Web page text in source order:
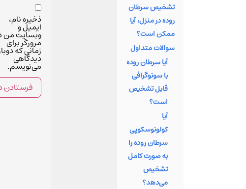
تشخیص سرطان
روده در منزل، آیا
ممکن است؟
سوالات متداول
آیا سرطان روده
با سونوگرافی
قابل تشخیص
است؟
آیا
کولونوسکوپی
سرطان روده را
به صورت کامل
تشخیص
می‌دهد؟
ذخیره نام،
ایمیل و
وبسایت من
مرورگر برای
زمانی که
دیدگاهی
می‌نویسم.